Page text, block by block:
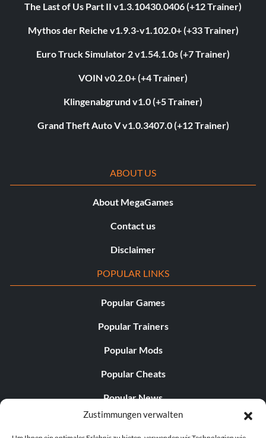
Zustimmungen verwalten
The Last of Us Part II v1.3.10430.0406 (+12 Trainer)
Mythos der Reiche v1.9.3-v1.102.0+ (+33 Trainer)
Euro Truck Simulator 2 v1.54.1.0s (+7 Trainer)
VOIN v0.2.0+ (+4 Trainer)
Klingenabgrund v1.0 (+5 Trainer)
Grand Theft Auto V v1.0.3407.0 (+12 Trainer)
ABOUT US
About MegaGames
Contact us
Disclaimer
POPULAR LINKS
Popular Games
Popular Trainers
Popular Mods
Popular Cheats
Popular News
Popular Editorials